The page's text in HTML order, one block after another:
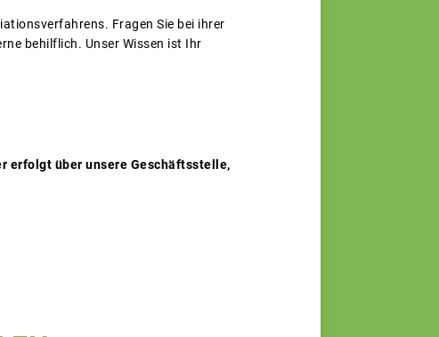
Fragen Sie bei ihrer
behilflich. Unser Wissen ist Ihr
erfolgt über unsere Geschäftsstelle,